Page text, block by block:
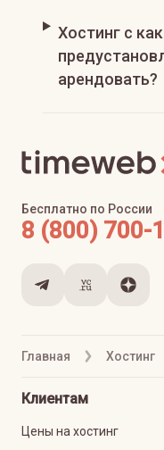
Хостинг с
арендовать?
Главная Хостинг
Бесплатно по России
8 (800) 700-
Клиентам
Цены на хостинг